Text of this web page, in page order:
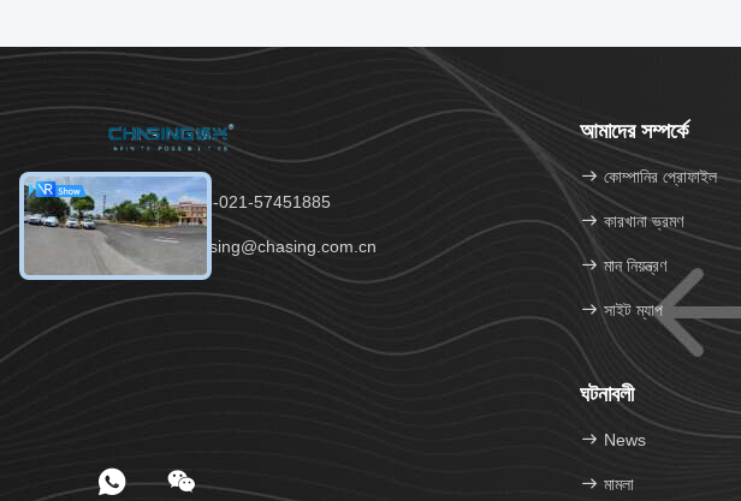
টেলিফোন：86-021-57451885
ইমেইল：chasing@chasing.com.cn
আমাদের সম্পর্কে
কোম্পানির প্রোফাইল
কারখানা ভ্রমণ
মান নিয়ন্ত্রণ
সাইট ম্যাপ
ঘটনাবলী
News
মামলা